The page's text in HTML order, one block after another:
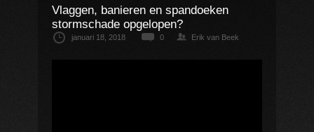
Vlaggen, banieren en spandoeken
stormschade opgelopen?
januari 18, 2018 0 Erik van Beek